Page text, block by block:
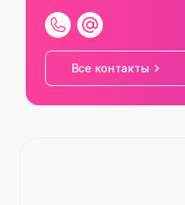
Все контакты